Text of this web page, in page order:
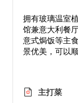
拥有玻璃温室
馆兼意大利餐
意式焗饭等主
景优美，可以
主打菜